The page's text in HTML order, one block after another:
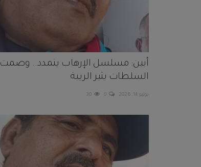
أبين: مسلسل الإرهاب يتمدد.. وصمت
السلطات يثير الريبة
يوليو 14, 2026 0
30